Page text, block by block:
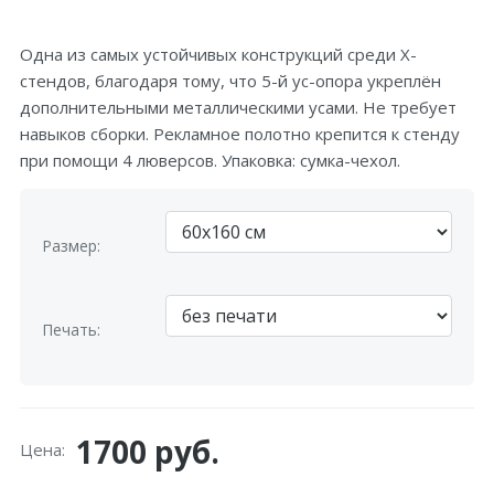
Одна из самых устойчивых конструкций среди Х-
стендов, благодаря тому, что 5-й ус-опора укреплён
дополнительными металлическими усами. Не требует
навыков сборки. Рекламное полотно крепится к стенду
при помощи 4 люверсов. Упаковка: сумка-чехол.
Размер:
Печать:
Цена: 1700 руб.